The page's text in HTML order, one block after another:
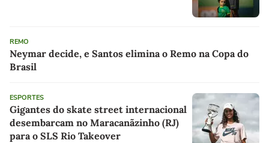
REMO
Neymar decide, e Santos elimina o Remo na Copa do
Brasil
ESPORTES
Gigantes do skate street internacional
desembarcam no Maracanãzinho (RJ)
para o SLS Rio Takeover